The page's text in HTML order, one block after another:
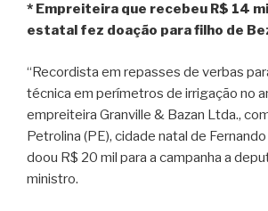
* Empreiteira que recebeu R$ 14
estatal fez doação para filho de
“Recordista em repasses de verbas
técnica em perímetros de irrigação no
empreiteira Granville & Bazan Ltda.,
Petrolina (PE), cidade natal de
doou R$ 20 mil para a campanha a
ministro.